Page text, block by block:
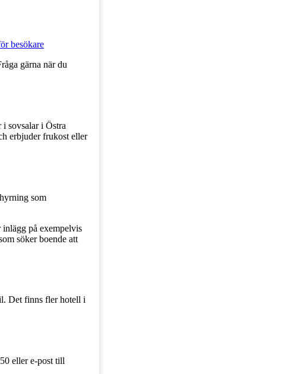
besökare
gärna när du
sovsalar i Östra
erbjuder frukost eller
som
på exempelvis
söker boende att
Det finns fler hotell i
eller e-post till